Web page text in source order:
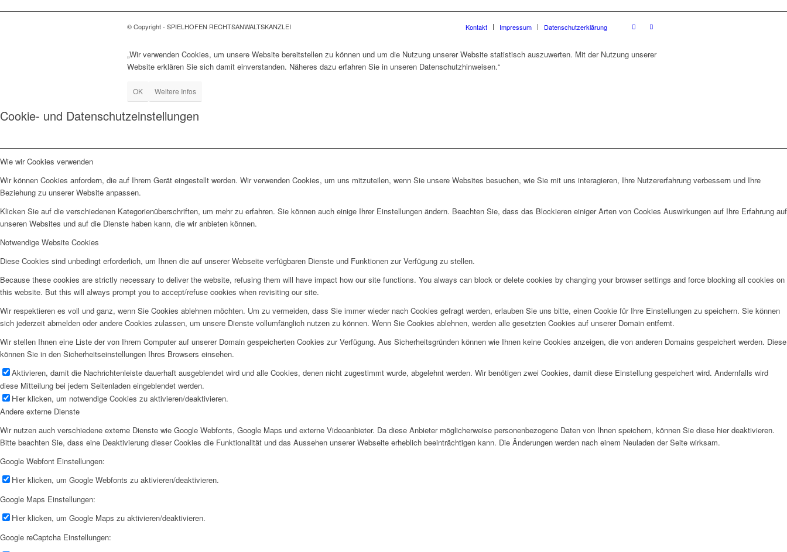
© Copyright - SPIELHOFEN RECHTSANWALTSKANZLEI Kontakt Impressum Datenschutzerklärung
„Wir verwenden Cookies, um unsere Website bereitstellen zu können und um die Nutzung unserer Website statistisch auszuwerten. Mit der Nutzung unserer
Website erklären Sie sich damit einverstanden. Näheres dazu erfahren Sie in unseren Datenschutzhinweisen.“
OK Weitere Infos
Cookie- und Datenschutzeinstellungen
Wie wir Cookies verwenden
Wir können Cookies anfordern, die auf Ihrem Gerät eingestellt werden. Wir verwenden Cookies, um uns mitzuteilen, wenn Sie unsere Websites besuchen, wie Sie mit uns interagieren, Ihre Nutzererfahrung verbessern und Ihre
Beziehung zu unserer Website anpassen.
Klicken Sie auf die verschiedenen Kategorienüberschriften, um mehr zu erfahren. Sie können auch einige Ihrer Einstellungen ändern. Beachten Sie, dass das Blockieren einiger Arten von Cookies Auswirkungen auf Ihre Erfahrung auf
unseren Websites und auf die Dienste haben kann, die wir anbieten können.
Notwendige Website Cookies
Diese Cookies sind unbedingt erforderlich, um Ihnen die auf unserer Webseite verfügbaren Dienste und Funktionen zur Verfügung zu stellen.
Because these cookies are strictly necessary to deliver the website, refusing them will have impact how our site functions. You always can block or delete cookies by changing your browser settings and force blocking all cookies on
this website. But this will always prompt you to accept/refuse cookies when revisiting our site.
Wir respektieren es voll und ganz, wenn Sie Cookies ablehnen möchten. Um zu vermeiden, dass Sie immer wieder nach Cookies gefragt werden, erlauben Sie uns bitte, einen Cookie für Ihre Einstellungen zu speichern. Sie können
sich jederzeit abmelden oder andere Cookies zulassen, um unsere Dienste vollumfänglich nutzen zu können. Wenn Sie Cookies ablehnen, werden alle gesetzten Cookies auf unserer Domain entfernt.
Wir stellen Ihnen eine Liste der von Ihrem Computer auf unserer Domain gespeicherten Cookies zur Verfügung. Aus Sicherheitsgründen können wie Ihnen keine Cookies anzeigen, die von anderen Domains gespeichert werden. Diese
können Sie in den Sicherheitseinstellungen Ihres Browsers einsehen.
Aktivieren, damit die Nachrichtenleiste dauerhaft ausgeblendet wird und alle Cookies, denen nicht zugestimmt wurde, abgelehnt werden. Wir benötigen zwei Cookies, damit diese Einstellung gespeichert wird. Andernfalls wird
diese Mitteilung bei jedem Seitenladen eingeblendet werden.
Hier klicken, um notwendige Cookies zu aktivieren/deaktivieren.
Andere externe Dienste
Wir nutzen auch verschiedene externe Dienste wie Google Webfonts, Google Maps und externe Videoanbieter. Da diese Anbieter möglicherweise personenbezogene Daten von Ihnen speichern, können Sie diese hier deaktivieren.
Bitte beachten Sie, dass eine Deaktivierung dieser Cookies die Funktionalität und das Aussehen unserer Webseite erheblich beeinträchtigen kann. Die Änderungen werden nach einem Neuladen der Seite wirksam.
Google Webfont Einstellungen:
Hier klicken, um Google Webfonts zu aktivieren/deaktivieren.
Google Maps Einstellungen:
Hier klicken, um Google Maps zu aktivieren/deaktivieren.
Google reCaptcha Einstellungen: